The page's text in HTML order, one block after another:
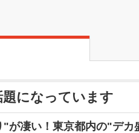
になっています
が凄い！東京都内の"デカ